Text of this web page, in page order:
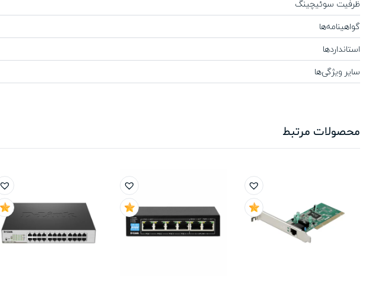
ظرفیت سوئیچینگ
گواهینامه‌ها
استانداردها
سایر ویژگی‌ها
محصولات مرتبط